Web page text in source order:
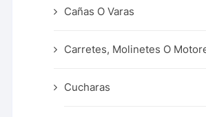
Cañas O Varas
Carretes, Molinetes O
Cucharas